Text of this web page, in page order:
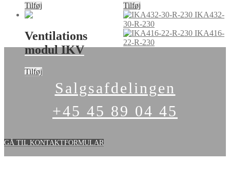
Tilføj Tilføj
Ventilations
modul IKV
Tilføj
IKA432-
30-R-230
IKA416-
22-R-230
Salgsafdelingen
+45 45 89 04 45
GÅ TIL KONTAKTFORMULAR